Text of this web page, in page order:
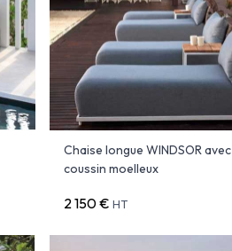
Chaise longue WINDSOR avec
coussin moelleux
2 150 € HT